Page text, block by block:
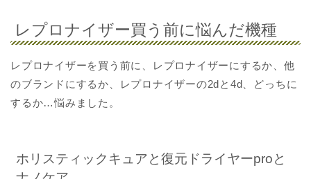
レプロナイザー買う前に悩んだ機種
レプロナイザーを買う前に、レプロナイザーにするか、他
のブランドにするか、レプロナイザーの2dと4d、どっちに
するか…悩みました。
ホリスティックキュアと復元ドライヤーproと